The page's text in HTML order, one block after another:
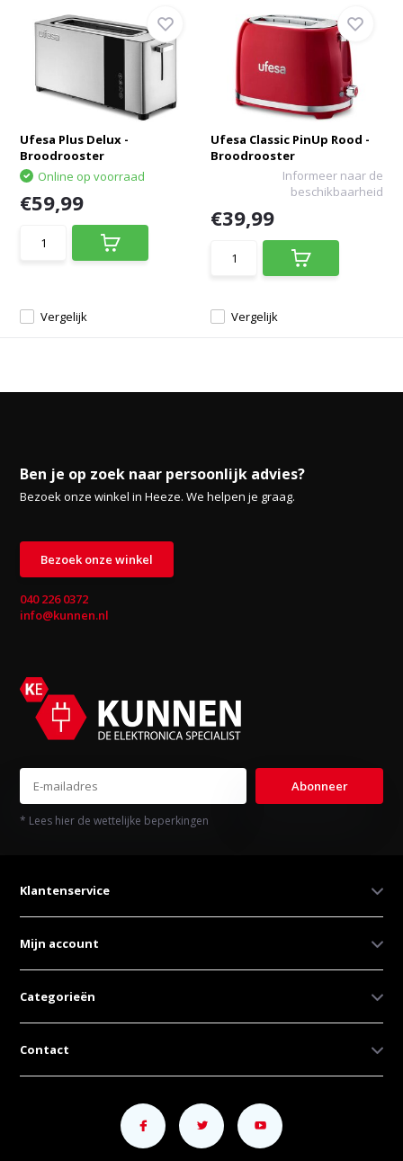
Ufesa Plus Delux -
Broodrooster
Vergelijk
Online op voorraad
€59,99
Ufesa Classic PinUp Rood -
Broodrooster
Vergelijk
Informeer naar de
beschikbaarheid
€39,99
Ben je op zoek naar persoonlijk advies?
Bezoek onze winkel in Heeze. We helpen je graag.
Bezoek onze winkel
040 226 0372
info@kunnen.nl
Abonneer
* Lees hier de wettelijke beperkingen
Klantenservice
Mijn account
Categorieën
Contact